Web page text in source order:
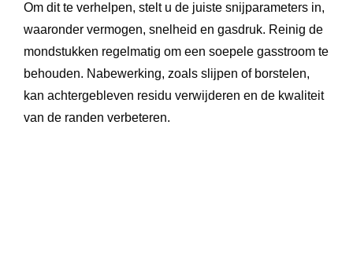
Om dit te verhelpen, stelt u de juiste snijparameters in,
waaronder vermogen, snelheid en gasdruk. Reinig de
mondstukken regelmatig om een soepele gasstroom te
behouden. Nabewerking, zoals slijpen of borstelen,
kan achtergebleven residu verwijderen en de kwaliteit
van de randen verbeteren.